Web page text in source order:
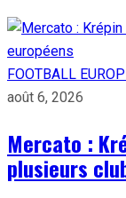
FOOTBALL
août 6, 2026
Mercato :
plusieurs